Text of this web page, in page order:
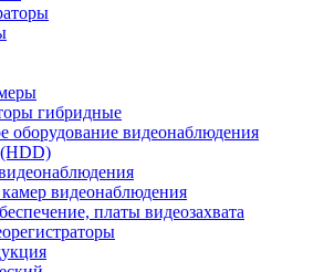
гибридные
оборудование видеонаблюдения
видеонаблюдения
платы видеозахвата